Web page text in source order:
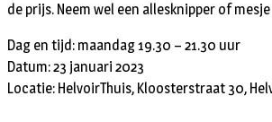
de prijs. Neem wel een allesknipper of
Dag en tijd: maandag 19.30 – 21.30 uur
Datum: 23 januari 2023
Locatie: HelvoirThuis, Kloosterstraat 30,